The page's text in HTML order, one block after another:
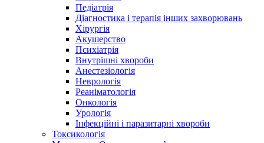
Педіатрія
Діагностика і терапія інших захворювань
Хірургія
Акушерство
Психіатрія
Внутрішні хвороби
Анестезіологія
Неврологія
Реаніматологія
Онкологія
Урологія
Інфекційні і паразитарні хвороби
Токсикологія